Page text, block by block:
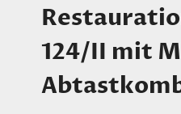
124/II mit